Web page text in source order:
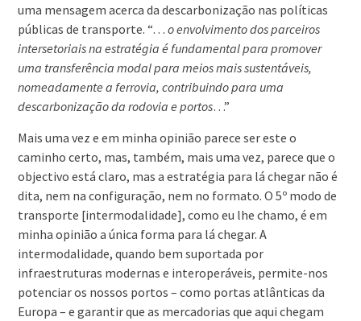
uma mensagem acerca da descarbonização nas políticas
públicas de transporte. “… o envolvimento dos parceiros
intersetoriais na estratégia é fundamental para promover
uma transferência modal para meios mais sustentáveis,
nomeadamente a ferrovia, contribuindo para uma
descarbonização da rodovia e portos…”
Mais uma vez e em minha opinião parece ser este o
caminho certo, mas, também, mais uma vez, parece que o
objectivo está claro, mas a estratégia para lá chegar não é
dita, nem na configuração, nem no formato. O 5º modo de
transporte [intermodalidade], como eu lhe chamo, é em
minha opinião a única forma para lá chegar. A
intermodalidade, quando bem suportada por
infraestruturas modernas e interoperáveis, permite-nos
potenciar os nossos portos – como portas atlânticas da
Europa – e garantir que as mercadorias que aqui chegam